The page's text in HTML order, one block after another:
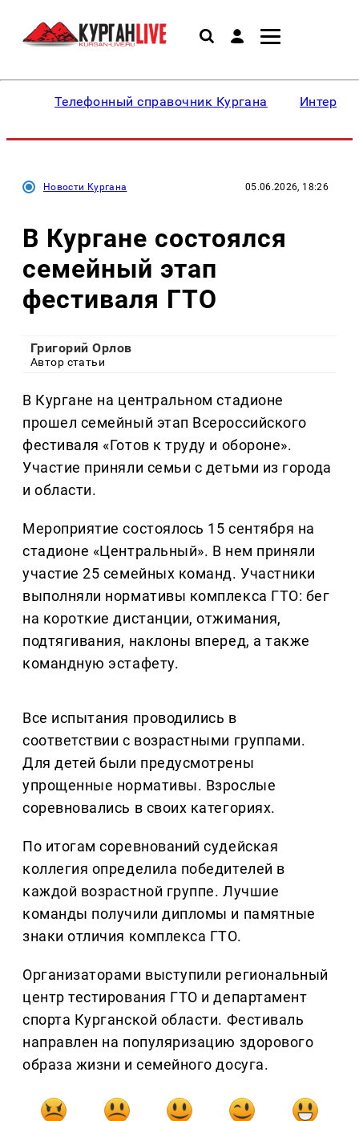
Телефонный справочник Кургана
Новости Кургана 05.06.2026, 18:26
В Кургане состоялся
семейный этап
фестиваля ГТО
Григорий Орлов
Автор статьи
В Кургане на центральном стадионе
прошел семейный этап Всероссийского
фестиваля «Готов к труду и обороне».
Участие приняли семьи с детьми из города
и области.
Мероприятие состоялось 15 сентября на
стадионе «Центральный». В нем приняли
участие 25 семейных команд. Участники
выполняли нормативы комплекса ГТО: бег
на короткие дистанции, отжимания,
подтягивания, наклоны вперед, а также
командную эстафету.
Все испытания проводились в
соответствии с возрастными группами.
Для детей были предусмотрены
упрощенные нормативы. Взрослые
соревновались в своих категориях.
По итогам соревнований судейская
коллегия определила победителей в
каждой возрастной группе. Лучшие
команды получили дипломы и памятные
знаки отличия комплекса ГТО.
Организаторами выступили региональный
центр тестирования ГТО и департамент
спорта Курганской области. Фестиваль
направлен на популяризацию здорового
образа жизни и семейного досуга.